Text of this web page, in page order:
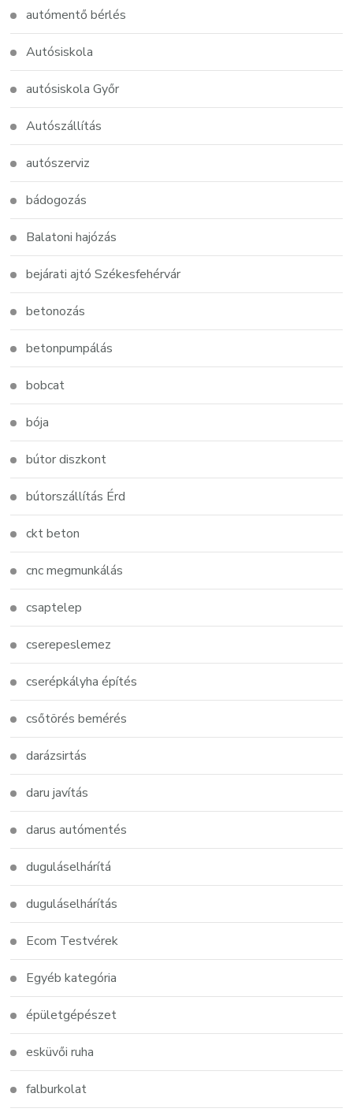
autómentő bérlés
Autósiskola
autósiskola Győr
Autószállítás
autószerviz
bádogozás
Balatoni hajózás
bejárati ajtó Székesfehérvár
betonozás
betonpumpálás
bobcat
bója
bútor diszkont
bútorszállítás Érd
ckt beton
cnc megmunkálás
csaptelep
cserepeslemez
cserépkályha építés
csőtörés bemérés
darázsirtás
daru javítás
darus autómentés
duguláselhárítá
duguláselhárítás
Ecom Testvérek
Egyéb kategória
épületgépészet
esküvői ruha
falburkolat